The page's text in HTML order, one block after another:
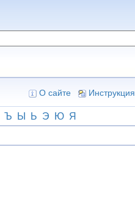
О сайте Инструкция
Ъ Ы Ь Э Ю Я